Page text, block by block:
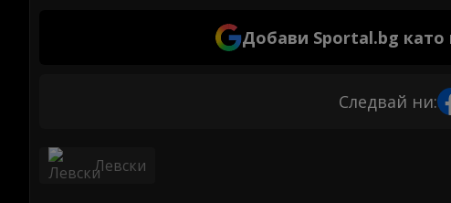
Добави Sportal.bg като
Следвай ни:
Левски